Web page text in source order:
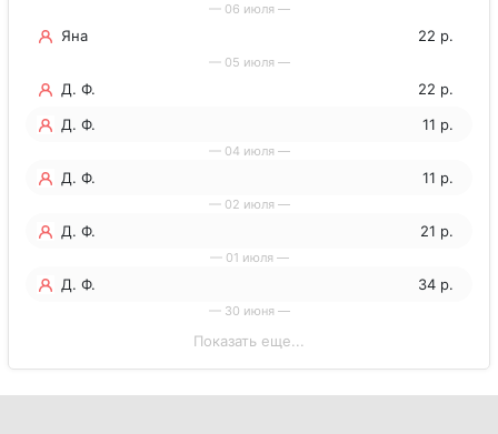
— 06 июля —
Яна 22 р.
— 05 июля —
Д. Ф.
22 р.
Д. Ф.
11 р.
— 04 июля —
Д. Ф. 11 р.
— 02 июля —
Д. Ф. 21 р.
— 01 июля —
Д. Ф. 34 р.
— 30 июня —
Показать еще...